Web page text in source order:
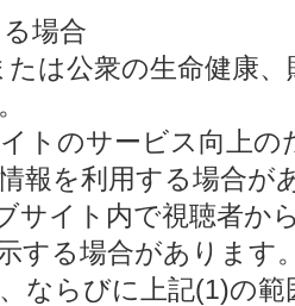
場合
たは公衆の生命健康
トのサービス向上
報を利用する場合が
サイト内で視聴者か
する場合があります
ならびに上記(1)の